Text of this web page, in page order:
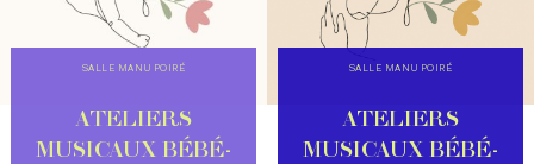
SALLE MANU POIRÉ
ATELIERS
MUSICAUX BÉBÉ-
SALLE MANU POIRÉ
ATELIERS
MUSICAUX BÉBÉ-